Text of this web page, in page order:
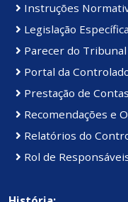
Instruções
Legislação Específica
Parecer do
Portal da
Prestação de
Recomendações e
Relatórios do
Rol de